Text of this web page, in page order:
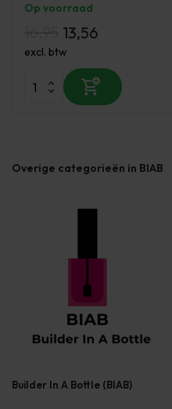
Op voorraad
13,56
excl. btw
Overige categorieën in BIAB
Builder In A Bottle (BIAB)